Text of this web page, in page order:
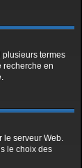
plusieurs termes
recherche en
le serveur Web.
le choix des